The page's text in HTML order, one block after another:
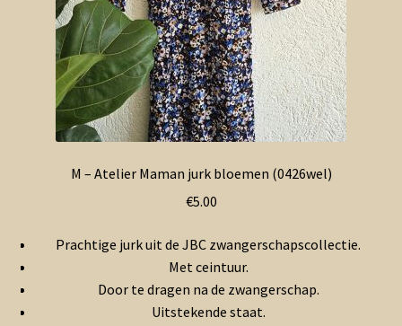
M – Atelier Maman jurk bloemen (0426wel)
€5.00
Prachtige jurk uit de JBC zwangerschapscollectie.
Met ceintuur.
Door te dragen na de zwangerschap.
Uitstekende staat.